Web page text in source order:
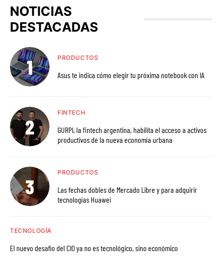
NOTICIAS
DESTACADAS
PRODUCTOS
Asus te indica cómo elegir tu próxima notebook con IA
FINTECH
GURPI, la fintech argentina, habilita el acceso a activos
productivos de la nueva economía urbana
PRODUCTOS
Las fechas dobles de Mercado Libre y para adquirir
tecnologías Huawei
TECNOLOGÍA
El nuevo desafío del CIO ya no es tecnológico, sino económico